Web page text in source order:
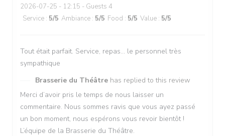
2026-07-25 - 12:15 - Guests 4
Service : 5/5 Ambiance : 5/5 Food : 5/5 Value : 5/5
Tout était parfait. Service, repas… le personnel très
sympathique
Brasserie du Théâtre has replied to this review
Merci d’avoir pris le temps de nous laisser un
commentaire. Nous sommes ravis que vous ayez passé
un bon moment, nous espérons vous revoir bientôt !
L’équipe de la Brasserie du Théâtre.